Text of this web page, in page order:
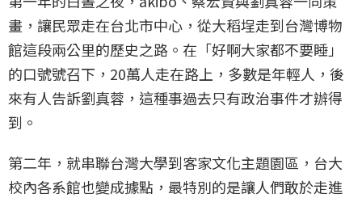
畫，讓民眾走在台北市中心，從大稻埕走到台灣博物
館這段兩公里的歷史之路。在「好啊大家都不要睡」
的口號號召下，20萬人走在路上，多數是年輕人，後
來有人告訴劉真蓉，這種事過去只有政治事件才辦得
到。
第二年，就串聯台灣大學到客家文化主題園區，台大
校內各系館也變成據點，最特別的是讓人們敢於走進